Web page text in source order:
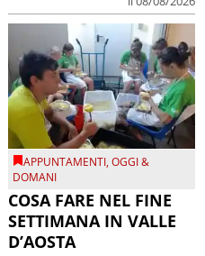
APPUNTAMENTI,OGGI &
DOMANI
COSA FARE NEL FINE
SETTIMANA IN VALLE
D’AOSTA